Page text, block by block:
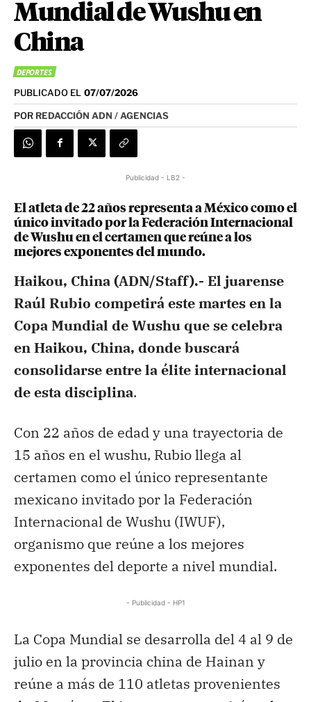
Mundial de Wushu en
China
DEPORTES
PUBLICADO EL 07/07/2026
POR REDACCIÓN ADN / AGENCIAS
Publicidad - LB2 -
El atleta de 22 años representa a México como el
único invitado por la Federación Internacional
de Wushu en el certamen que reúne a los
mejores exponentes del mundo.
Haikou, China (ADN/Staff).- El juarense
Raúl Rubio competirá este martes en la
Copa Mundial de Wushu que se celebra
en Haikou, China, donde buscará
consolidarse entre la élite internacional
de esta disciplina.
Con 22 años de edad y una trayectoria de
15 años en el wushu, Rubio llega al
certamen como el único representante
mexicano invitado por la Federación
Internacional de Wushu (IWUF),
organismo que reúne a los mejores
exponentes del deporte a nivel mundial.
- Publicidad - HP1
La Copa Mundial se desarrolla del 4 al 9 de
julio en la provincia china de Hainan y
reúne a más de 110 atletas provenientes